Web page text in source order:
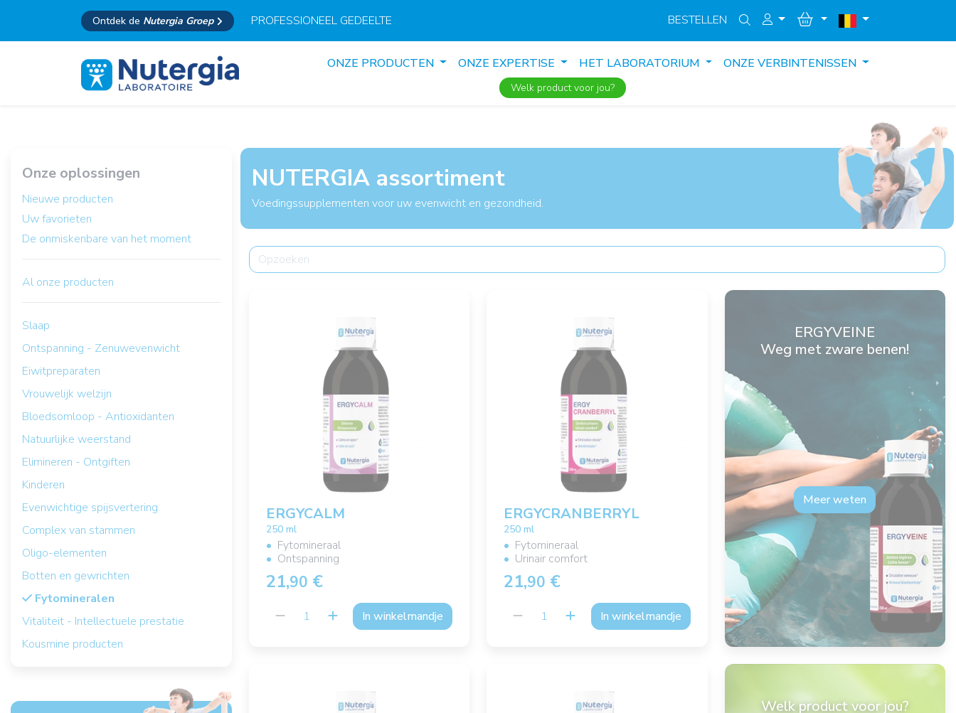
Ontdek de Nutergia Groep PROFESSIONEEL GEDEELTE BESTELLEN
ONZE PRODUCTEN ONZE EXPERTISE HET LABORATORIUM ONZE VERBINTENISSEN
Welk product voor jou?
NUTERGIA assortiment
Voedingssupplementen voor uw evenwicht en gezondheid.
ERGYCALM
250 ml
Fytomineraal
Ontspanning
21,90 €
In winkelmandje
ERGYCRANBERRYL
250 ml
Fytomineraal
Urinair comfort
21,90 €
In winkelmandje
ERGYVEINE
Weg met zware benen!
Meer weten
Welk product voor jou?
Onze oplossingen
Nieuwe producten
Uw favorieten
De onmiskenbare van het moment
Al onze producten
Slaap
Ontspanning - Zenuwevenwicht
Eiwitpreparaten
Vrouwelijk welzijn
Bloedsomloop - Antioxidanten
Natuurlijke weerstand
Elimineren - Ontgiften
Kinderen
Evenwichtige spijsvertering
Complex van stammen
Oligo-elementen
Botten en gewrichten
Fytomineralen
Vitaliteit - Intellectuele prestatie
Kousmine producten